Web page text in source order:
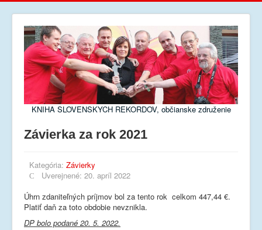
KNIHA SLOVENSKYCH REKORDOV, občianske združenie
Závierka za rok 2021
Kategória: Závierky
Uverejnené: 20. apríl 2022
Úhrn zdaniteľných príjmov bol za tento rok celkom 447,44 €.
Platiť daň za toto obdobie nevznikla.
DP bolo podané 20. 5. 2022.